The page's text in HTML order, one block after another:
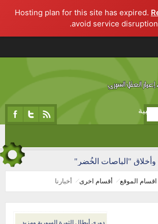
avoid service disruption.
وأخلاق "الباصات الخُضر"
اقسام الموقع أقسام اخرى أخبارنا
دوري أبطال الثورة السورية ومزيد